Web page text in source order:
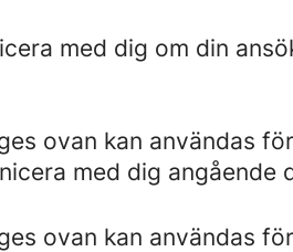
med dig om din
ovan kan användas
med dig angående
ovan kan användas